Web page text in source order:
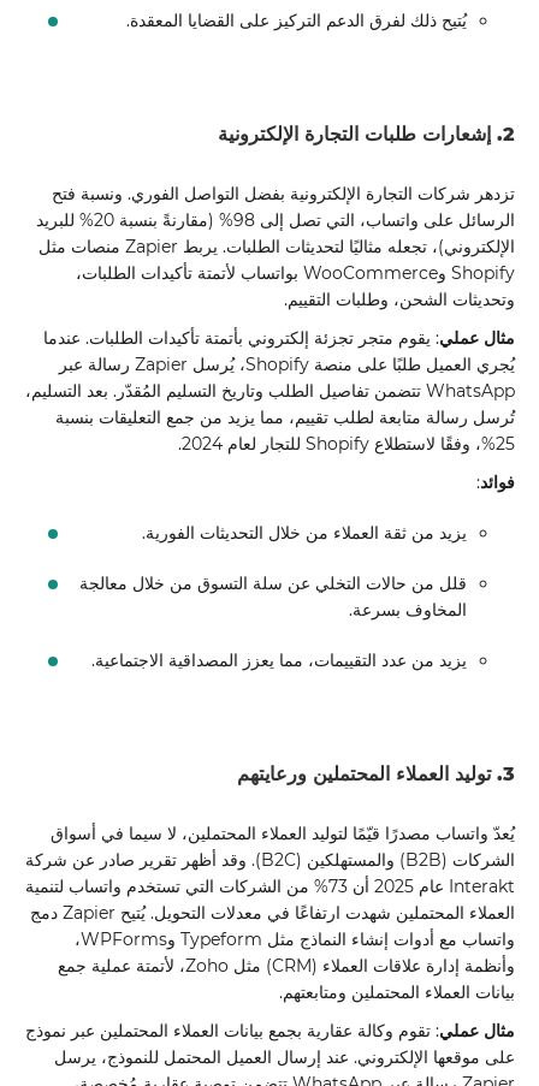
يُتيح ذلك لفرق الدعم التركيز على القضايا المعقدة.
2. إشعارات طلبات التجارة الإلكترونية
تزدهر شركات التجارة الإلكترونية بفضل التواصل الفوري. ونسبة فتح
الرسائل على واتساب، التي تصل إلى 98% (مقارنةً بنسبة 20% للبريد
الإلكتروني)، تجعله مثاليًا لتحديثات الطلبات. يربط Zapier منصات مثل
Shopify وWooCommerce بواتساب لأتمتة تأكيدات الطلبات،
وتحديثات الشحن، وطلبات التقييم.
مثال عملي: يقوم متجر تجزئة إلكتروني بأتمتة تأكيدات الطلبات. عندما
يُجري العميل طلبًا على منصة Shopify، يُرسل Zapier رسالة عبر
WhatsApp تتضمن تفاصيل الطلب وتاريخ التسليم المُقدّر. بعد التسليم،
تُرسل رسالة متابعة لطلب تقييم، مما يزيد من جمع التعليقات بنسبة
25%، وفقًا لاستطلاع Shopify للتجار لعام 2024.
فوائد:
يزيد من ثقة العملاء من خلال التحديثات الفورية.
قلل من حالات التخلي عن سلة التسوق من خلال معالجة
المخاوف بسرعة.
يزيد من عدد التقييمات، مما يعزز المصداقية الاجتماعية.
3. توليد العملاء المحتملين ورعايتهم
يُعدّ واتساب مصدرًا قيّمًا لتوليد العملاء المحتملين، لا سيما في أسواق
الشركات (B2B) والمستهلكين (B2C). وقد أظهر تقرير صادر عن شركة
Interakt عام 2025 أن 73% من الشركات التي تستخدم واتساب لتنمية
العملاء المحتملين شهدت ارتفاعًا في معدلات التحويل. يُتيح Zapier دمج
واتساب مع أدوات إنشاء النماذج مثل Typeform وWPForms،
وأنظمة إدارة علاقات العملاء (CRM) مثل Zoho، لأتمتة عملية جمع
بيانات العملاء المحتملين ومتابعتهم.
مثال عملي: تقوم وكالة عقارية بجمع بيانات العملاء المحتملين عبر نموذج
على موقعها الإلكتروني. عند إرسال العميل المحتمل للنموذج، يرسل